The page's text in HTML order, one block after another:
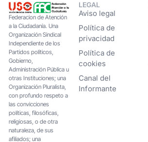
Federacion de Atención
a la Ciudadanía. Una
Organización Sindical
Independiente de los
Partidos políticos,
Gobierno,
Administración Pública u
otras Instituciones; una
Organización Pluralista,
con profundo respeto a
las convicciones
políticas, filosóficas,
religiosas, o de otra
naturaleza, de sus
afiliados; una
LEGAL
Aviso legal
Política de
privacidad
Política de
cookies
Canal del
Informante